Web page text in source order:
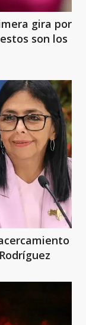
gira por
son los